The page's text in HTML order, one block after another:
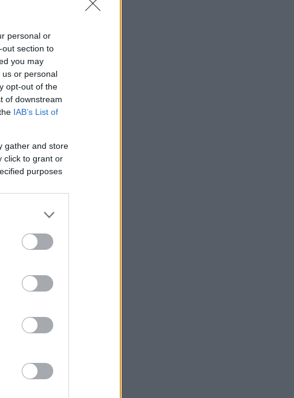
personal or
section to
you may
or personal
opt-out of the
of downstream
IAB’s List of
gather and store
click to grant or
purposes